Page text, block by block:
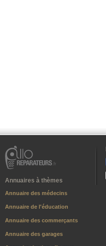
Annuaires à thèmes
Annuaire des médecins
Annuaire de l'éducation
Annuaire des commerçants
Annuaire des garages